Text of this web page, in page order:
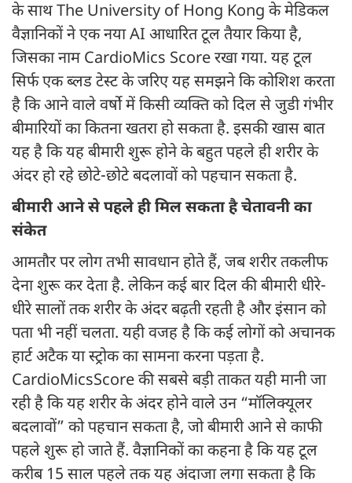
के साथ The University of Hong Kong के मेडिकल
वैज्ञानिकों ने एक नया AI आधारित टूल तैयार किया है,
जिसका नाम CardioMics Score रखा गया. यह टूल
सिर्फ एक ब्लड टेस्ट के जरिए यह समझने कि कोशिश करता
है कि आने वाले वर्षो में किसी व्यक्ति को दिल से जुडी गंभीर
बीमारियों का कितना खतरा हो सकता है. इसकी खास बात
यह है कि यह बीमारी शुरू होने के बहुत पहले ही शरीर के
अंदर हो रहे छोटे-छोटे बदलावों को पहचान सकता है.
बीमारी आने से पहले ही मिल सकता है चेतावनी का
संकेत
आमतौर पर लोग तभी सावधान होते हैं, जब शरीर तकलीफ
देना शुरू कर देता है. लेकिन कई बार दिल की बीमारी धीरे-
धीरे सालों तक शरीर के अंदर बढ़ती रहती है और इंसान को
पता भी नहीं चलता. यही वजह है कि कई लोगों को अचानक
हार्ट अटैक या स्ट्रोक का सामना करना पड़ता है.
CardioMicsScore की सबसे बड़ी ताकत यही मानी जा
रही है कि यह शरीर के अंदर होने वाले उन “मॉलिक्यूलर
बदलावों” को पहचान सकता है, जो बीमारी आने से काफी
पहले शुरू हो जाते हैं. वैज्ञानिकों का कहना है कि यह टूल
करीब 15 साल पहले तक यह अंदाजा लगा सकता है कि